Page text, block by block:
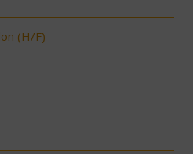
(H/F)